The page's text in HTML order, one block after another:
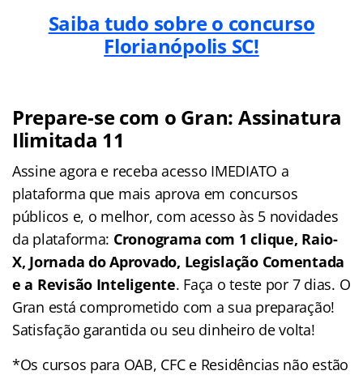
Saiba tudo sobre o concurso
Florianópolis SC!
Prepare-se com o Gran: Assinatura
Ilimitada 11
Assine agora e receba acesso IMEDIATO a
plataforma que mais aprova em concursos
públicos e, o melhor, com acesso às 5 novidades
da plataforma: Cronograma com 1 clique, Raio-
X, Jornada do Aprovado, Legislação Comentada
e a Revisão Inteligente. Faça o teste por 7 dias. O
Gran está comprometido com a sua preparação!
Satisfação garantida ou seu dinheiro de volta!
*Os cursos para OAB, CFC e Residências não estão